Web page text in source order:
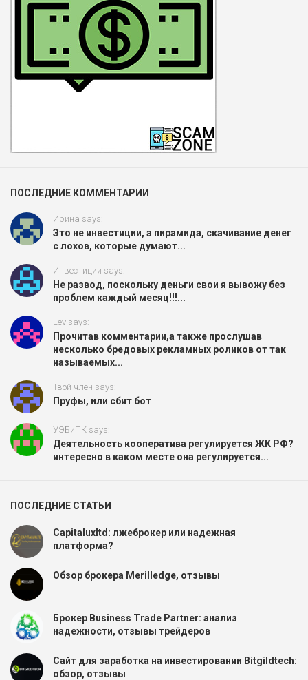
ПОСЛЕДНИЕ КОММЕНТАРИИ
Ирина says:
Это не инвестиции, а пирамида, скачивание денег
с лохов, которые думают...
Инвестиции says:
Не развод, поскольку деньги свои я вывожу без
проблем каждый месяц!!!...
Lev says:
Прочитав комментарии,а также прослушав
несколько бредовых рекламных роликов от так
называемых...
Твой член says:
Пруфы, или сбит бот
УЭБиПК says:
Деятельность кооператива регулируется ЖК РФ?
интересно в каком месте она регулируется...
ПОСЛЕДНИЕ СТАТЬИ
Capitaluxltd: лжеброкер или надежная
платформа?
Обзор брокера Merilledge, отзывы
Брокер Business Trade Partner: анализ
надежности, отзывы трейдеров
Сайт для заработка на инвестировании Bitgildtech:
обзор, отзывы